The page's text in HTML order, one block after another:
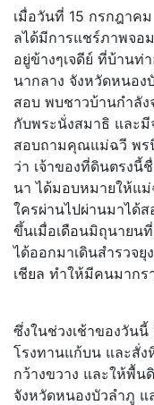
เมื่อวันที่ 15 กรกฎาค
ลได้มีการแชร์ภาพจอ
อยู่ข้างๆเจดีย์ ที่บ้านท่
นากลาง จังหวัดหนอง
สอบ พบชาวบ้านกำลั
กับพระนั่งสมาธิ และมี
สอบถามคุณแม่ฉวี พร
ว่า เจ้าของที่ดินตรง
นา ได้มอบหมายให้แม่
ใครผ่านไปผ่านมาได้
ขึ้นเมื่อเดือนมิถุนายน
ได้ออกมาเดินสำรวจ
เชียล ทำให้มีคนมาก
ซึ่งในช่วงเช้าของวัน
โรงทานแก้บน และสั่
กว้างขวาง และให้พื้น
จังหวัดหนองบัวลำภู แ